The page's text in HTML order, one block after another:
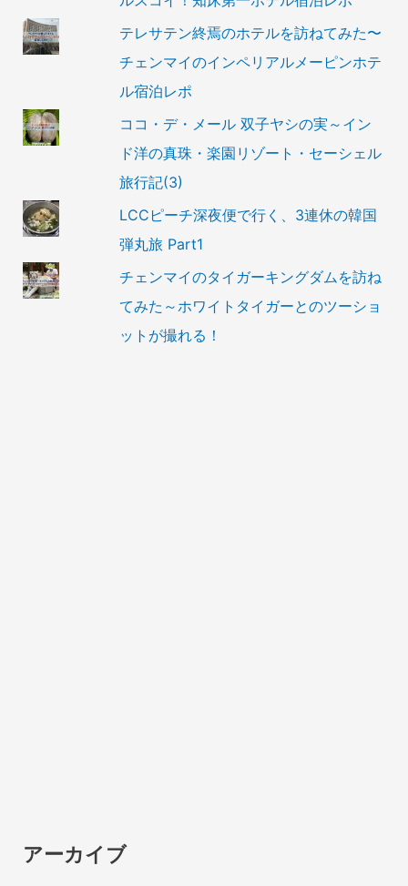
テレサテン終焉のホテルを訪ねてみた〜
チェンマイのインペリアルメーピンホテ
ル宿泊レポ
ココ・デ・メール 双子ヤシの実～イン
ド洋の真珠・楽園リゾート・セーシェル
旅行記(3)
LCCピーチ深夜便で行く、3連休の韓国
弾丸旅 Part1
チェンマイのタイガーキングダムを訪ね
てみた～ホワイトタイガーとのツーショ
ットが撮れる！
アーカイブ